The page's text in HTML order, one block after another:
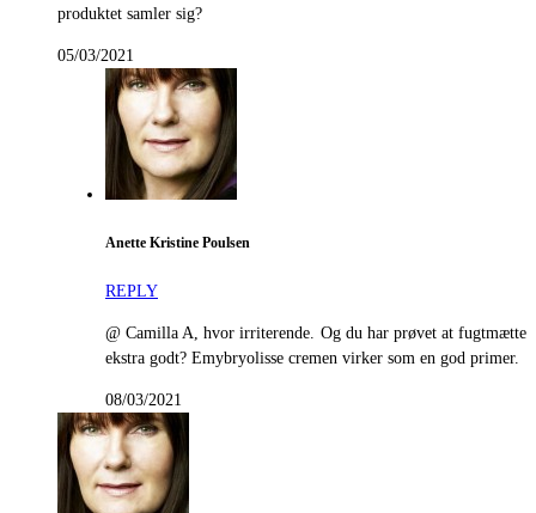
produktet samler sig?
05/03/2021
Anette Kristine Poulsen
REPLY
@ Camilla A, hvor irriterende. Og du har prøvet at fugtmætte
ekstra godt? Emybryolisse cremen virker som en god primer.
08/03/2021